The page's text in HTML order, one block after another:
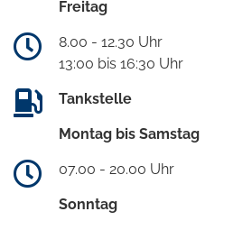
Freitag
8.00 - 12.30 Uhr
13:00 bis 16:30 Uhr
Tankstelle
Montag bis Samstag
07.00 - 20.00 Uhr
Sonntag